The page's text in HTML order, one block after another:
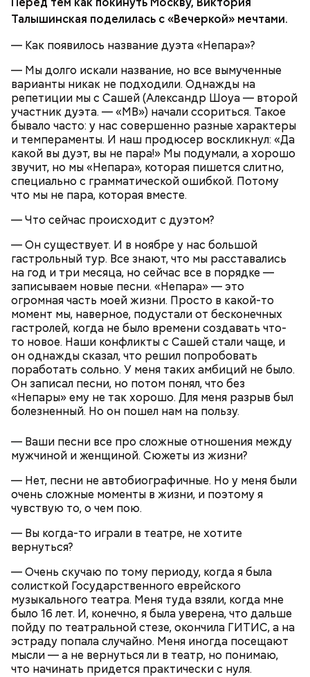
Талышинская поделилась с «Вечеркой» мечтами.
— Как появилось название дуэта «Непара»?
— Мы долго искали название, но все вымученные
варианты никак не подходили. Однажды на
репетиции мы с Сашей (Александр Шоуа — второй
участник дуэта. — «МВ») начали ссориться. Такое
бывало часто: у нас совершенно разные характеры
и темпераменты. И наш продюсер воскликнул: «Да
какой вы дуэт, вы не пара!» Мы подумали, а хорошо
звучит, но мы «Непара», которая пишется слитно,
специально с грамматической ошибкой. Потому
что мы не пара, которая вместе.
— Что сейчас происходит с дуэтом?
— Он существует. И в ноябре у нас большой
гастрольный тур. Все знают, что мы расставались
на год и три месяца, но сейчас все в порядке —
записываем новые песни. «Непара» — это
огромная часть моей жизни. Просто в какой-то
момент мы, наверное, подустали от бесконечных
гастролей, когда не было времени создавать что-
то новое. Наши конфликты с Сашей стали чаще, и
он однажды сказал, что решил попробовать
поработать сольно. У меня таких амбиций не было.
Он записал песни, но потом понял, что без
«Непары» ему не так хорошо. Для меня разрыв был
болезненный. Но он пошел нам на пользу.
— Ваши песни все про сложные отношения между
мужчиной и женщиной. Сюжеты из жизни?
— Нет, песни не автобиографичные. Но у меня были
очень сложные моменты в жизни, и поэтому я
чувствую то, о чем пою.
— Вы когда-то играли в театре, не хотите
вернуться?
— Очень скучаю по тому периоду, когда я была
солисткой Государственного еврейского
музыкального театра. Меня туда взяли, когда мне
было 16 лет. И, конечно, я была уверена, что дальше
пойду по театральной стезе, окончила ГИТИС, а на
эстраду попала случайно. Меня иногда посещают
мысли — а не вернуться ли в театр, но понимаю,
что начинать придется практически с нуля.
Святитель Николай дожил до глубокой старости и
скончался в середине IV века. По церковному
преданию, мощи святого сохранились нетленными
и источали чудесное миро, от которого исцелилось
множество людей. В 1087 году мощи Николая
Угодника были перенесены в итальянский город
На Руси святителя Николая издавна считали
покровителем моряков, купцов и детей. Ему
молились и земледельцы — о хорошей погоде, о
добром урожае. Была поговорка: «Кто Николая
любит, кто Николаю служит, тому святой Николай
во всякий час помогает».
Святой Николай Чудотворец считается
покровителем путешествующих, а также
оберегает детей и подростков. Многие мамы
провожают своих чад на прогулку, прося святого
уличных происшествий. Кроме того, святому
Николаю молятся о вразумлении своих детей,
попавших в плохую компанию, и хуже того —
пристрастившихся к наркотикам. Молятся
святителю Николаю о благополучном замужестве
дочерей.
поездки, чтобы поклониться мощам Святителя
отмечается Никола Зимний, а 22 мая Никола вешний
или летний. Этот день установлен в память об
обретении его мощей.
500 г помидоров;
150 г шпината;
зелень петрушки, укропа;
1/2 стакана растительного масла;
уксус по вкусу;
30 г сахара.
Кабачки очистить от кожицы. Нарезать
кружочками или дольками, предварительно удалив
сердцевину. Нарезанные кабачки обвалять в муке и
обжарить в масле (половина нормы). Зеленый лук
нашинковать, слегка спас-серовать в оставшемся
масле и добавить к нему нашинкованные листья
шпината, салата, зелень петрушки, помидоры,
нарезанные небольшими дольками, и все тушить 10
минут. Листья шпината или салата можно заменить
ботвой свеклы. Полученный соус заправить солью,
уксусом, сахаром. Подать кабачки в холодном
виде, посыпать их рубленым укропом.
Томаты «Без заморочек», аджика
и лечо: топ-8 проверенных
рецептов закруток на зиму
Первые блюда